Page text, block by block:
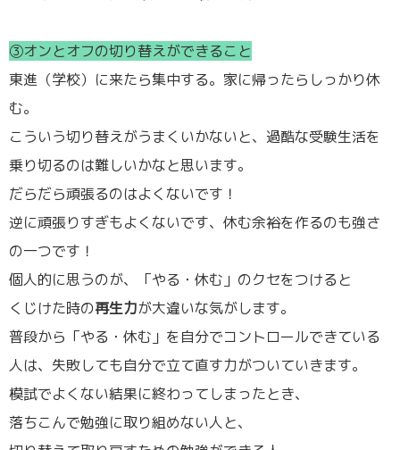
③オンとオフの切り替えができること
東進（学校）に来たら集中する。家に帰ったらしっかり休
む。
こういう切り替えがうまくいかないと、過酷な受験生活を
乗り切るのは難しいかなと思います。
だらだら頑張るのはよくないです！
逆に頑張りすぎもよくないです、休む余裕を作るのも強さ
の一つです！
個人的に思うのが、「やる・休む」のクセをつけると
くじけた時の再生力が大違いな気がします。
普段から「やる・休む」を自分でコントロールできている
人は、失敗しても自分で立て直す力がついていきます。
模試でよくない結果に終わってしまったとき、
落ちこんで勉強に取り組めない人と、